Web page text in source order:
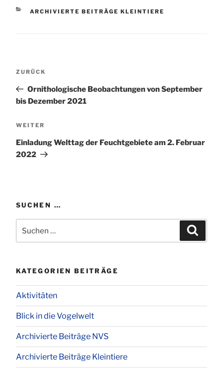
KATEGORIEN
ARCHIVIERTE BEITRÄGE KLEINTIERE
Vorheriger
ZURÜCK
Ornithologische Beobachtungen von September
bis Dezember 2021
Nächster
WEITER
Einladung Welttag der Feuchtgebiete am 2. Februar
2022
SUCHEN …
nach:
KATEGORIEN BEITRÄGE
Aktivitäten
Blick in die Vogelwelt
Archivierte Beiträge NVS
Archivierte Beiträge Kleintiere